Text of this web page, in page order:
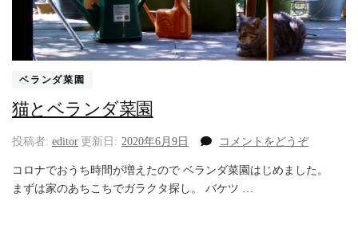
ベランダ菜園
猫とベランダ菜園
投稿者: editor 更新日: 2020年6月9日 コメントをどうぞ(猫
ベ
コロナでおうち時間が増えたので ベランダ菜園はじめました。
まずは家のあちこちでガラクタ探し。 バケツ …